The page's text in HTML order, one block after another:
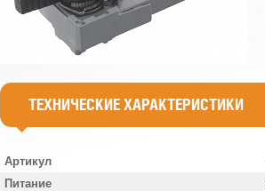
ТЕХНИЧЕСКИЕ ХАРАКТЕРИСТИКИ
Артикул
Питание